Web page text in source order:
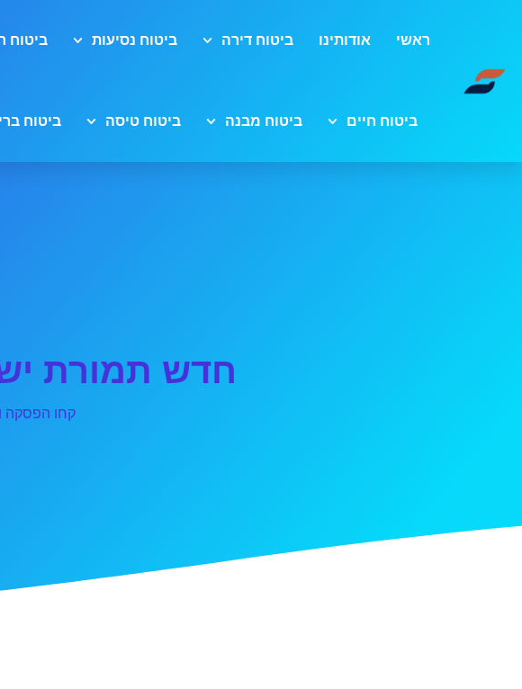
ראשי אודותינו ביטוח דירה ביטוח נסיעות ביטוח
ביטוח חיים ביטוח מבנה ביטוח טיסה ביטוח
חדש תמורת
קחו הפסקה